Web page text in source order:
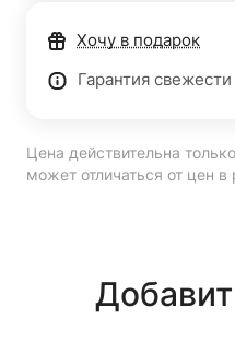
Хочу в подарок
Гарантия
Цена действительна
может отличаться от цен